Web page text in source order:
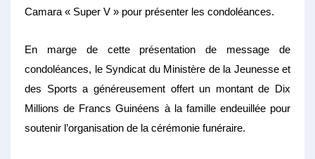
Camara « Super V » pour présenter les condoléances.
En marge de cette présentation de message de
condoléances, le Syndicat du Ministère de la Jeunesse et
des Sports a généreusement offert un montant de Dix
Millions de Francs Guinéens à la famille endeuillée pour
soutenir l’organisation de la cérémonie funéraire.